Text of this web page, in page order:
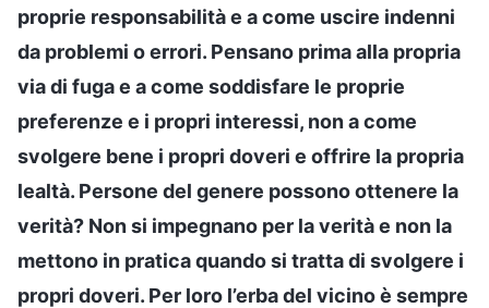
proprie responsabilità e a come uscire indenni
da problemi o errori. Pensano prima alla propria
via di fuga e a come soddisfare le proprie
preferenze e i propri interessi, non a come
svolgere bene i propri doveri e offrire la propria
lealtà. Persone del genere possono ottenere la
verità? Non si impegnano per la verità e non la
mettono in pratica quando si tratta di svolgere i
propri doveri. Per loro l’erba del vicino è sempre